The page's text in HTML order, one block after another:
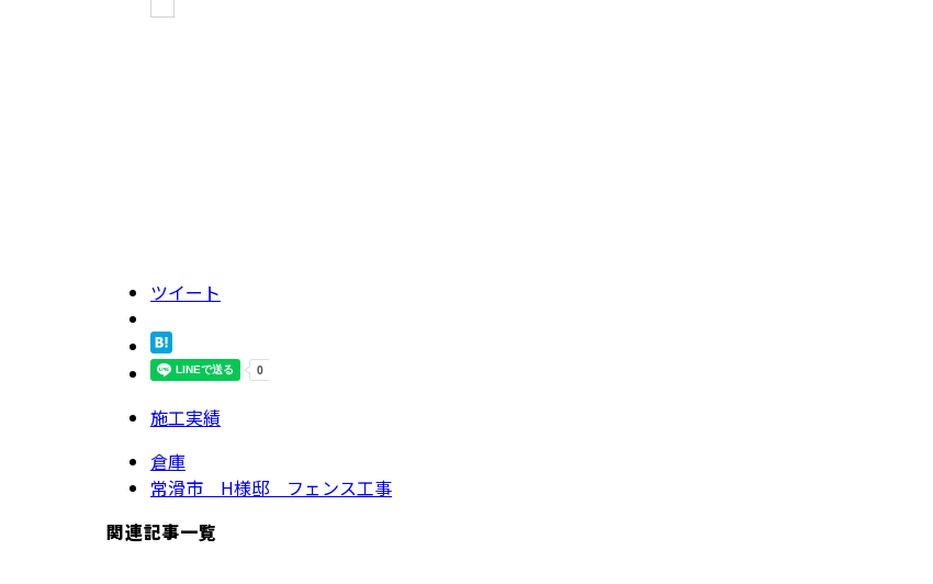
ツイート
施工実績
倉庫
常滑市 H様邸 フェンス工事
関連記事一覧